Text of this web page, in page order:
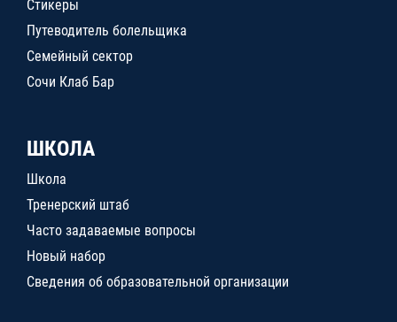
Стикеры
Путеводитель болельщика
Семейный сектор
Сочи Клаб Бар
ШКОЛА
Школа
Тренерский штаб
Часто задаваемые вопросы
Новый набор
Сведения об образовательной организации